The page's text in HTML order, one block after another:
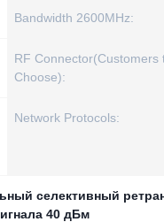
Bandwidth 2600MHz:
RF Connector(Customers
Choose):
Network Protocols:
селективный
40 дБм